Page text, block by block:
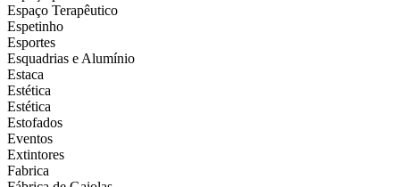
Espaço Terapêutico
Espetinho
Esportes
Esquadrias e Alumínio
Estaca
Estética
Estética
Estofados
Eventos
Extintores
Fabrica